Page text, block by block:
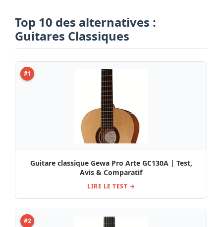
Top 10 des alternatives :
Guitares Classiques
#1
Guitare classique Gewa Pro Arte GC130A | Test,
Avis & Comparatif
LIRE LE TEST →
#2